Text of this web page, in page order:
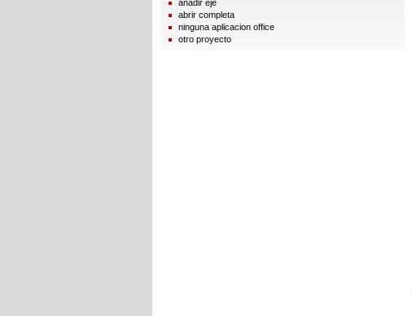
anadir eje
abrir completa
ninguna aplicacion office
otro proyecto